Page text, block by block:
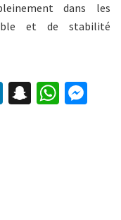
dans les
et de stabilité
Li S W